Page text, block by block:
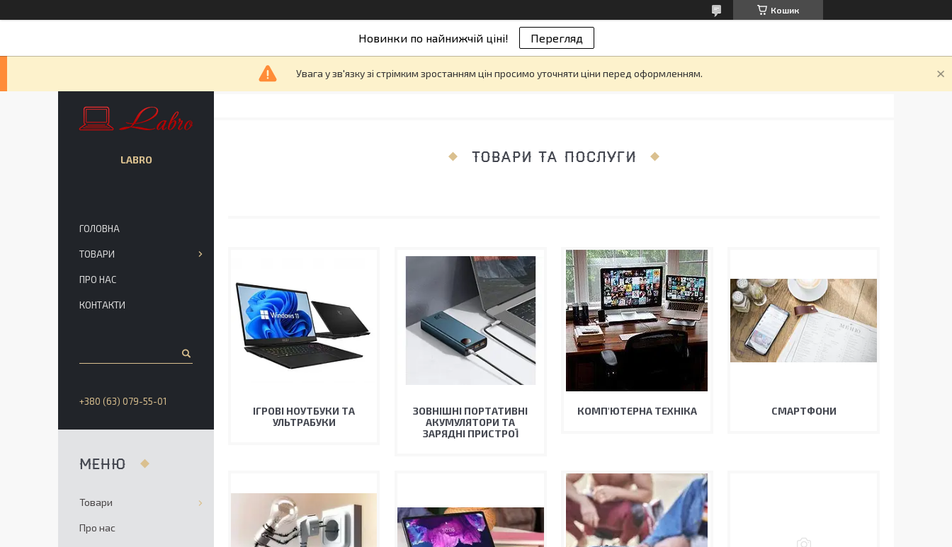
Кошик
Новинки по найнижчій ціні! Перегляд
Увага у зв'язку зі стрімким зростанням цін просимо уточняти ціни перед оформленням.
ТОВАРИ ТА ПОСЛУГИ
ІГРОВІ НОУТБУКИ ТА
УЛЬТРАБУКИ
ЗОВНІШНІ ПОРТАТИВНІ
АКУМУЛЯТОРИ ТА
ЗАРЯДНІ ПРИСТРОЇ
КОМП'ЮТЕРНА ТЕХНІКА СМАРТФОНИ
LABRO
ГОЛОВНА
ТОВАРИ
ПРО НАС
КОНТАКТИ
+380 (63) 079-55-01
Товари
Про нас